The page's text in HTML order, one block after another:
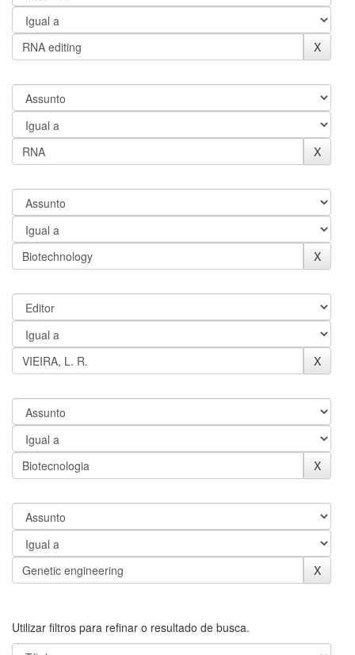
Utilizar filtros para refinar o resultado de busca.